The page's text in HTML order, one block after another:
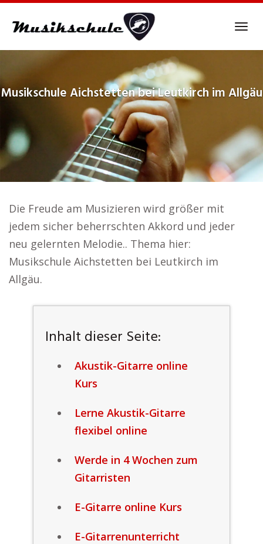
MusikschuleAichstetten bei Leutkirch im Allgäu
Die Freude am Musizieren wird größer mit
jedem sicher beherrschten Akkord und jeder
neu gelernten Melodie.. Thema hier:
Musikschule Aichstetten bei Leutkirch im
Allgäu.
Inhalt dieser Seite:
Akustik-Gitarre online
Kurs
Lerne Akustik-Gitarre
flexibel online
Werde in 4 Wochen zum
Gitarristen
E-Gitarre online Kurs
E-Gitarrenunterricht